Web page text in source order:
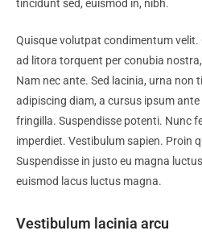
tincidunt sed, euismod in, nibh.
Quisque volutpat condimentum
ad litora torquent per conubia
Nam nec ante. Sed lacinia, urna
adipiscing diam, a cursus ipsum
fringilla. Suspendisse potenti. Nunc
imperdiet. Vestibulum sapien. Proin
Suspendisse in justo eu magna
euismod lacus luctus magna.
Vestibulum lacinia arcu